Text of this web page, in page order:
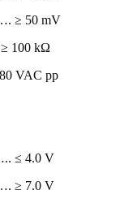
50 mV
kΩ
VAC pp
4.0 V
7.0 V